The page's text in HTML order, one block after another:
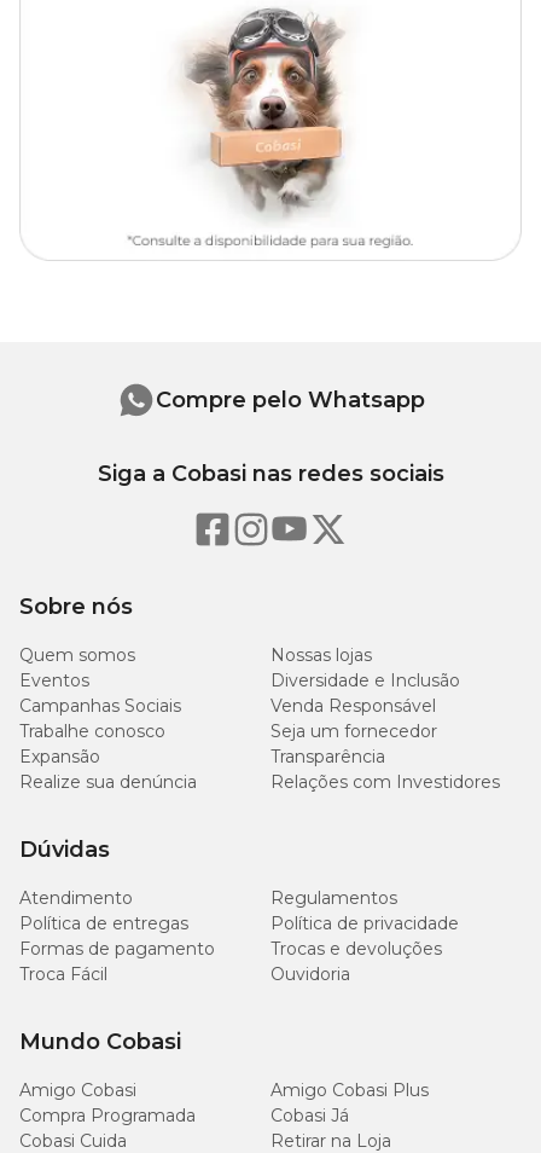
Roedores, sofrerá uma alteração em sua consistência,
primeiramente floculando e posteriormente desfazendo-se em
Colocar esse pó em um saco e descartar em lixo comum;
O produto deve ser totalmente substituído a cada 7 dias ou
Obs: Produto natural, a variação de cor não interfere na
composição e eficácia do produto.
Aqui na Cobasi, o melhor petshop online, você encontra o
Granulado Higiênico Like Pet Pássaros e Répteis com
preçoimperdível e muitos outros produtos com condições
Sobre nós
Quem somos
Nossas lojas
Eventos
Diversidade e Inclusão
Campanhas Sociais
Venda Responsável
Trabalhe conosco
Seja um fornecedor
Expansão
Transparência
Realize sua denúncia
Relações com Investidores
Dúvidas
Atendimento
Regulamentos
Política de entregas
Política de privacidade
Formas de pagamento
Trocas e devoluções
Troca Fácil
Ouvidoria
Mundo Cobasi
Amigo Cobasi
Amigo Cobasi Plus
Compra Programada
Cobasi Já
Cobasi Cuida
Retirar na Loja
Compre pelo Whatsapp
Siga a Cobasi nas redes sociais